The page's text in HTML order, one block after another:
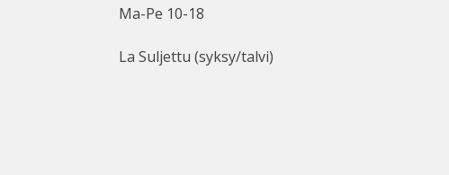
Ma-Pe 10-18
La Suljettu (syksy/talvi)